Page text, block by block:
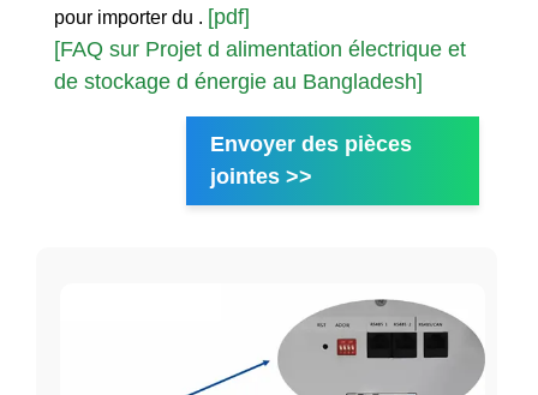
pour importer du . [pdf]
[FAQ sur Projet d alimentation électrique et
de stockage d énergie au Bangladesh]
Envoyer des pièces
jointes >>